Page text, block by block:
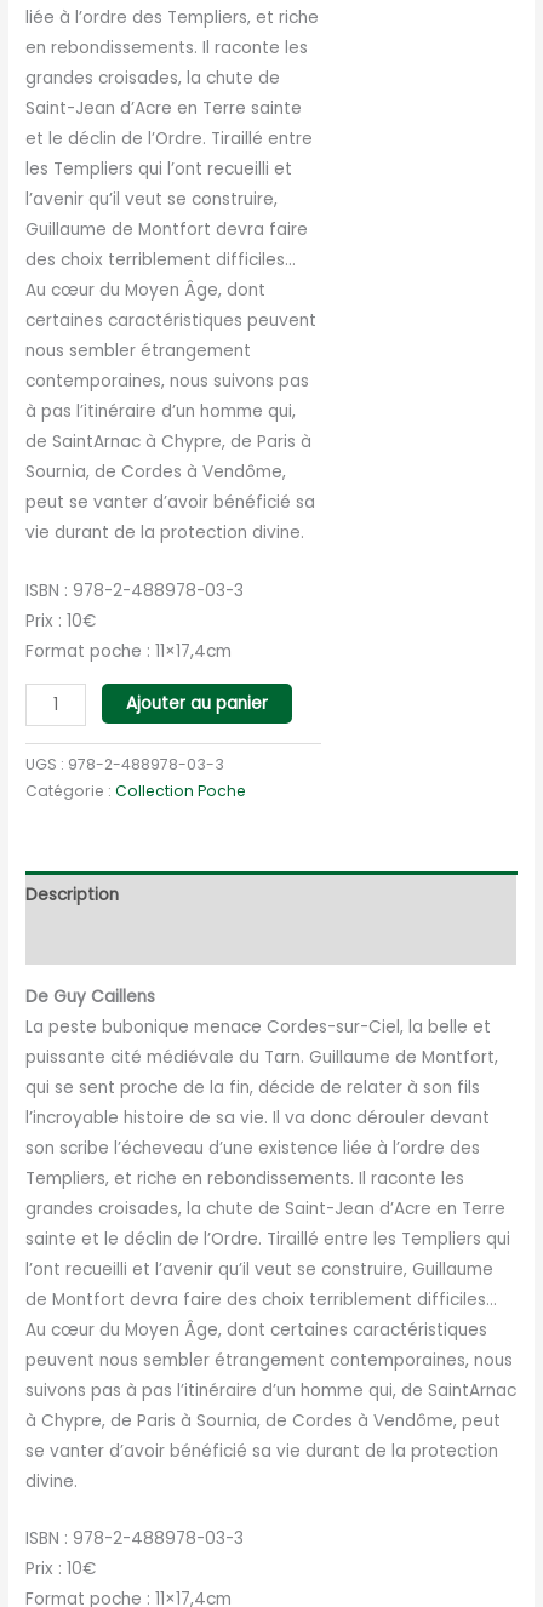
liée à l’ordre des Templiers, et riche
en rebondissements. Il raconte les
grandes croisades, la chute de
Saint-Jean d’Acre en Terre sainte
et le déclin de l’Ordre. Tiraillé entre
les Templiers qui l’ont recueilli et
l’avenir qu’il veut se construire,
Guillaume de Montfort devra faire
des choix terriblement difficiles…
Au cœur du Moyen Âge, dont
certaines caractéristiques peuvent
nous sembler étrangement
contemporaines, nous suivons pas
à pas l’itinéraire d’un homme qui,
de SaintArnac à Chypre, de Paris à
Sournia, de Cordes à Vendôme,
peut se vanter d’avoir bénéficié sa
vie durant de la protection divine.
ISBN : 978-2-488978-03-3
Prix : 10€
Format poche : 11×17,4cm
quantité
de
Le
templier
(poche)
Ajouter au panier
UGS : 978-2-488978-03-3
Catégorie :Collection Poche
Description
De Guy Caillens
La peste bubonique menace Cordes-sur-Ciel, la belle et
puissante cité médiévale du Tarn. Guillaume de Montfort,
qui se sent proche de la fin, décide de relater à son fils
l’incroyable histoire de sa vie. Il va donc dérouler devant
son scribe l’écheveau d’une existence liée à l’ordre des
Templiers, et riche en rebondissements. Il raconte les
grandes croisades, la chute de Saint-Jean d’Acre en Terre
sainte et le déclin de l’Ordre. Tiraillé entre les Templiers qui
l’ont recueilli et l’avenir qu’il veut se construire, Guillaume
de Montfort devra faire des choix terriblement difficiles…
Au cœur du Moyen Âge, dont certaines caractéristiques
peuvent nous sembler étrangement contemporaines, nous
suivons pas à pas l’itinéraire d’un homme qui, de SaintArnac
à Chypre, de Paris à Sournia, de Cordes à Vendôme, peut
se vanter d’avoir bénéficié sa vie durant de la protection
divine.
ISBN : 978-2-488978-03-3
Prix : 10€
Format poche : 11×17,4cm